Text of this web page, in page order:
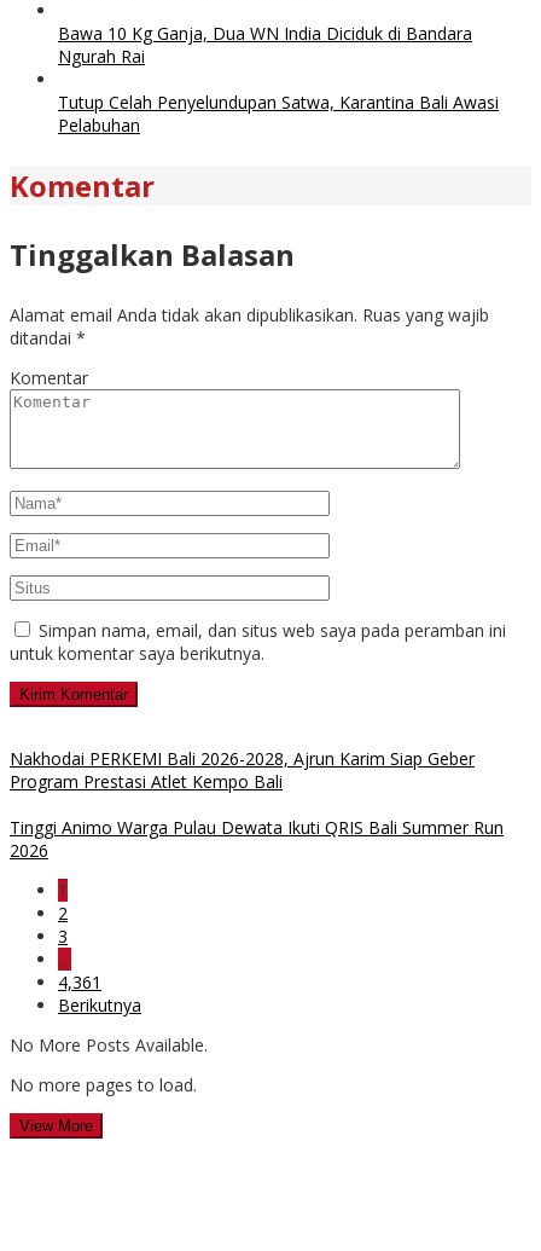
Bawa 10 Kg Ganja, Dua WN India Diciduk di Bandara
Ngurah Rai
Tutup Celah Penyelundupan Satwa, Karantina Bali Awasi
Pelabuhan
Komentar
Tinggalkan Balasan
Alamat email Anda tidak akan dipublikasikan. Ruas yang wajib
ditandai *
Komentar
Simpan nama, email, dan situs web saya pada peramban ini
untuk komentar saya berikutnya.
Nakhodai PERKEMI Bali 2026-2028, Ajrun Karim Siap Geber
Program Prestasi Atlet Kempo Bali
Tinggi Animo Warga Pulau Dewata Ikuti QRIS Bali Summer Run
2026
1
2
3
…
4,361
Berikutnya
No More Posts Available.
No more pages to load.
View More